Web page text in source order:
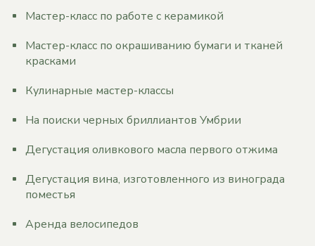
Мастер-класс по работе с керамикой
Мастер-класс по окрашиванию бумаги и тканей
красками
Кулинарные мастер-классы
На поиски черных бриллиантов Умбрии
Дегустация оливкового масла первого отжима
Дегустация вина, изготовленного из винограда
поместья
Аренда велосипедов